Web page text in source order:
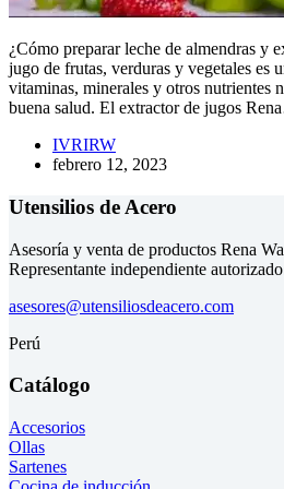
¿Cómo preparar leche de almendras y
jugo de frutas, verduras y vegetales es
vitaminas, minerales y otros nutrientes
buena salud. El extractor de jugos
IVRIRW
febrero 12, 2023
Utensilios de Acero
Asesoría y venta de productos Rena
Representante independiente
asesores@utensiliosdeacero.com
Perú
Catálogo
Accesorios
Ollas
Sartenes